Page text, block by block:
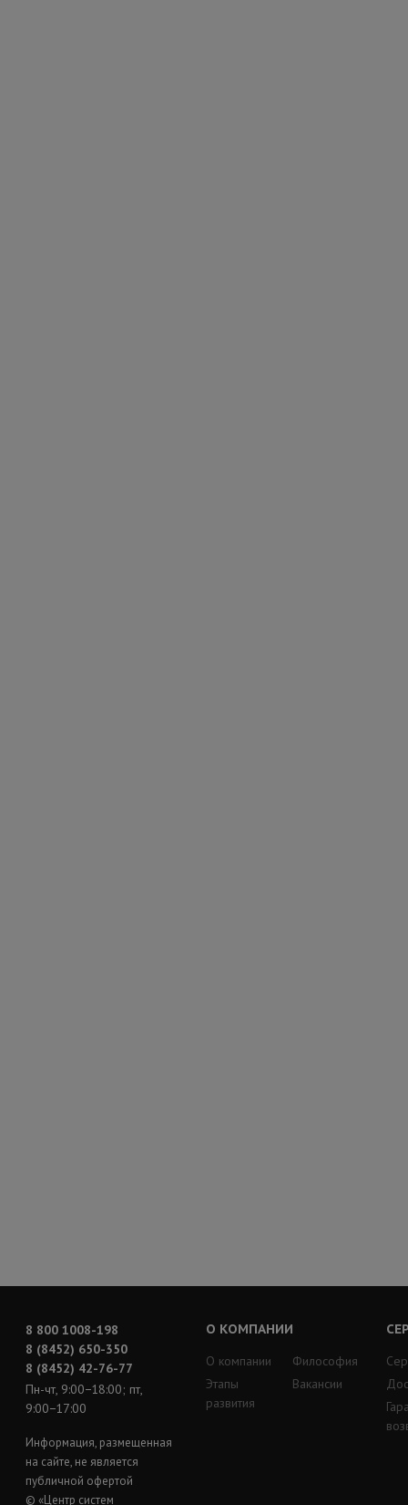
8 800 1008-198
8 (8452) 650-350
8 (8452) 42-76-77
Пн-чт, 9:00−18:00; пт,
9:00−17:00
Информация, размещенная
на сайте, не является
публичной офертой
© «Центр систем
О КОМПАНИИ
О компании
Этапы
развития
Философия
Вакансии